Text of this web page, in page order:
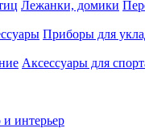
Лежанки, домики
Приборы для
Аксессуары для
и интерьер